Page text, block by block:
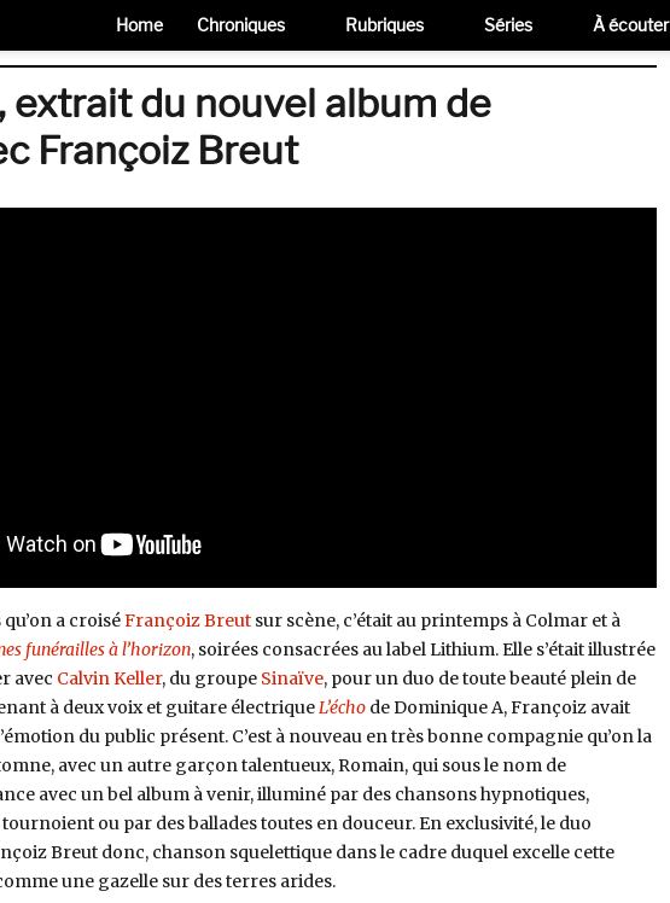
extrait du nouvel album de
Françoiz Breut
a croiséFrançoiz Breutsur scène, c’était au printemps à Colmar et à
funérailles à l’horizon, soirées consacrées au label Lithium. Elle s’était illustrée
avec Calvin Keller, du groupe Sinaïve, pour un duo de toute beauté plein de
à deux voix et guitare électriqueL’échode Dominique A, Françoiz avait
du public présent. C’est à nouveau en très bonne compagnie qu’on la
avec un autre garçon talentueux, Romain, qui sous le nom de
avec un bel album à venir, illuminé par des chansons hypnotiques,
ou par des ballades toutes en douceur. En exclusivité, le duo
Breut donc, chanson squelettique dans le cadre duquel excelle cette
une gazelle sur des terres arides.
Home Chroniques Rubriques Séries À écouter